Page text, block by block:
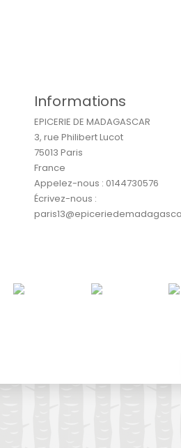
Informations
EPICERIE DE MADAGASCAR
3, rue Philibert Lucot
75013 Paris
France
Appelez-nous : 0144730576
Écrivez-nous :